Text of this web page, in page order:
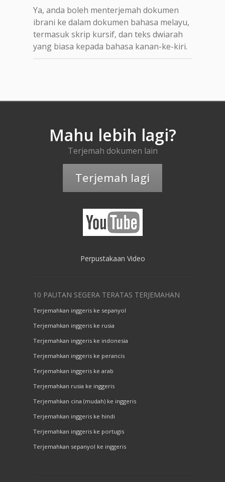
Ya, anda boleh menterjemah dokumen
ibrani ke dalam dokumen bahasa melayu,
termasuk skrip kursif, dan teks dwiarah
yang biasa kepada bahasa kanan-ke-kiri.
Mahu lebih lagi?
Terjemah dokumen lain
Terjemah lagi
Perpustakaan Video
10 PAUTAN SEGERA TERATAS TERJEMAHAN
Terjemahkan inggeris ke sepanyol
Terjemahkan inggeris ke rusia
Terjemahkan inggeris ke indonesia
Terjemahkan inggeris ke perancis
Terjemahkan inggeris ke arab
Terjemahkan rusia ke inggeris
Terjemahkan cina (mudah) ke inggeris
Terjemahkan inggeris ke hindi
Terjemahkan inggeris ke portugis
Terjemahkan sepanyol ke inggeris